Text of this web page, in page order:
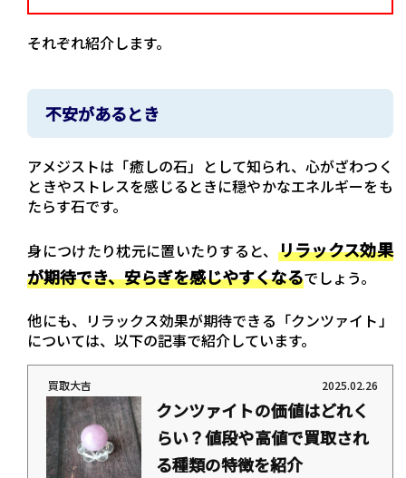
それぞれ紹介します。
不安があるとき
アメジストは「癒しの石」として知られ、心がざわつく
ときやストレスを感じるときに穏やかなエネルギーをも
たらす石です。
身につけたり枕元に置いたりすると、 リラックス効果
が期待でき、安らぎを感じやすくなるでしょう。
他にも、リラックス効果が期待できる「クンツァイト」
については、以下の記事で紹介しています。
買取大吉 2025.02.26
クンツァイトの価値はどれく
らい？値段や高値で買取され
る種類の特徴を紹介